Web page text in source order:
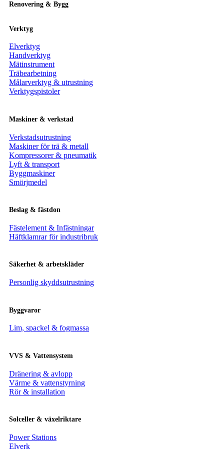
Renovering & Bygg
Verktyg
Elverktyg
Handverktyg
Mätinstrument
Träbearbetning
Målarverktyg & utrustning
Verktygspistoler
Maskiner & verkstad
Verkstadsutrustning
Maskiner för trä & metall
Kompressorer & pneumatik
Lyft & transport
Byggmaskiner
Smörjmedel
Beslag & fästdon
Fästelement & Infästningar
Häftklamrar för industribruk
Säkerhet & arbetskläder
Personlig skyddsutrustning
Byggvaror
Lim, spackel & fogmassa
VVS & Vattensystem
Dränering & avlopp
Värme & vattenstyrning
Rör & installation
Solceller & växelriktare
Power Stations
Elverk